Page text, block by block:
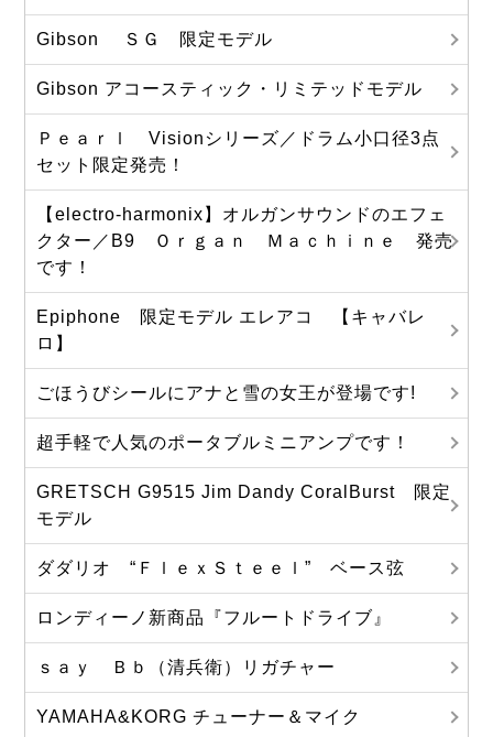
Gibson ＳＧ 限定モデル
Gibson アコースティック・リミテッドモデル
Ｐｅａｒｌ Visionシリーズ／ドラム小口径3点
セット限定発売！
【electro-harmonix】オルガンサウンドのエフェ
クター／B9 Ｏｒｇａｎ Ｍａｃｈｉｎｅ 発売
です！
Epiphone 限定モデル エレアコ 【キャバレ
ロ】
ごほうびシールにアナと雪の女王が登場です!
超手軽で人気のポータブルミニアンプです！
GRETSCH G9515 Jim Dandy CoralBurst 限定
モデル
ダダリオ “ＦｌｅｘＳｔｅｅｌ” ベース弦
ロンディーノ新商品『フルートドライブ』
ｓａｙ Ｂｂ（清兵衛）リガチャー
YAMAHA&KORG チューナー＆マイク